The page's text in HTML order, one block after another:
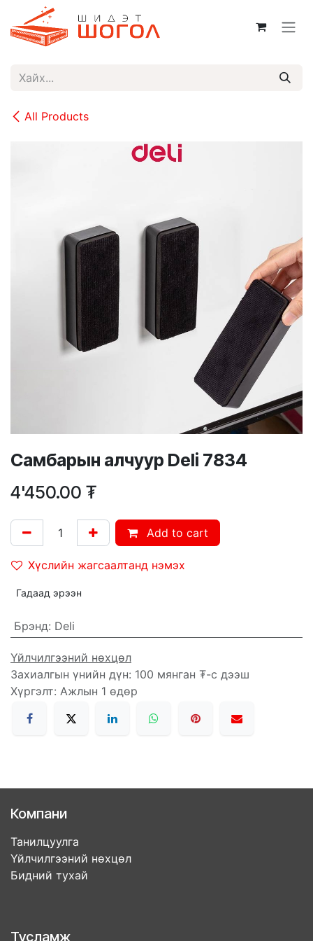
Skip to Content
All Products
Самбарын алчуур Deli 7834
4'450.00 ₮
Add to cart
Хүслийн жагсаалтанд нэмэх
Гадаад эрээн
Брэнд: Deli
Үйлчилгээний нөхцөл
Захиалгын үнийн дүн: 100 мянган ₮-с дээш
Хүргэлт: Ажлын 1 өдөр
Компани
Танилцуулга
Үйлчилгээний нөхцөл
Бидний тухай
Тусламж